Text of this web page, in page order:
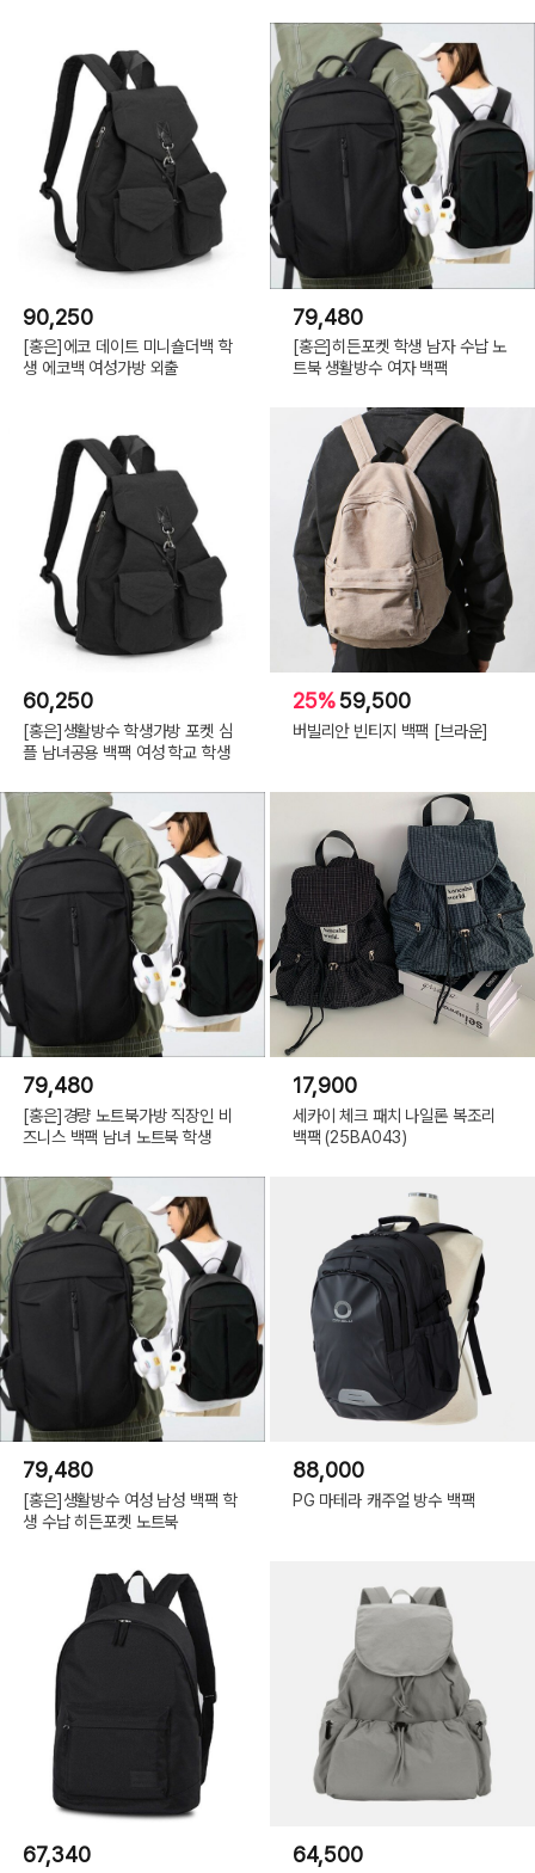
90,250
[홍은]에코 데이트 미니숄더백 학
생 에코백 여성가방 외출
79,480
[홍은]히든포켓 학생 남자 수납 노
트북 생활방수 여자 백팩
60,250
[홍은]생활방수 학생가방 포켓 심
플 남녀공용 백팩 여성 학교 학생
25%59,500
버빌리안 빈티지 백팩 [브라운]
79,480
[홍은]경량 노트북가방 직장인 비
즈니스 백팩 남녀 노트북 학생
17,900
세카이 체크 패치 나일론 복조리
백팩 (25BA043)
79,480
[홍은]생활방수 여성 남성 백팩 학
생 수납 히든포켓 노트북
88,000
PG 마테라 캐주얼 방수 백팩
67,340 64,500